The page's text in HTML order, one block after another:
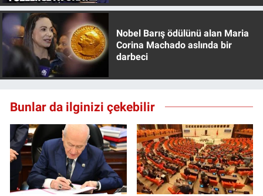
Nobel Barış ödülünü alan Maria
Corina Machado aslında bir
darbeci
Bunlar da ilginizi çekebilir